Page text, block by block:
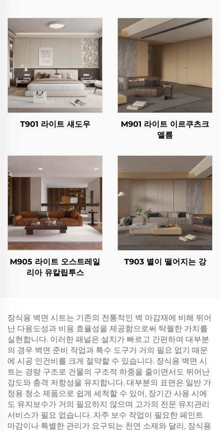
T901 라이트 섀도우
M901 라이트 이르쿠츠크
엘름
M905 라이트 오스트레일
리아 유칼립투스
T903 별이 떨어지는 강
장식용 벽면 시트는 기존의 전통적인 벽 마감재에 비해 뛰어
난 다용도성과 비용 효율성을 제공함으로써 탁월한 가치를
실현합니다. 이러한 패널은 설치가 빠르고 간편하여 대부분
의 경우 벽면 준비 작업과 특수 도구가 거의 필요 없기 때문
에 시공 인건비를 크게 절약할 수 있습니다. 장식용 벽면 시
트는 경량 구조로 건물의 구조적 하중을 줄이면서도 뛰어난
강도와 충격 저항성을 유지합니다. 대부분의 표면은 일반 가
정용 청소 제품으로 쉽게 세척할 수 있어, 장기간 사용 시에
도 유지보수가 거의 필요하지 않으며 고가의 전문 유지관리
서비스가 필요 없습니다. 자주 보수 작업이 필요한 페인트
마감이나 특별한 관리가 요구되는 천연 소재와 달리, 장식용